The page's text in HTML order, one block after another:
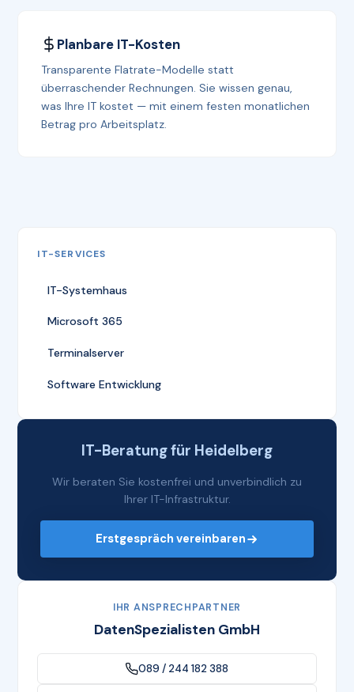
Planbare IT-Kosten
Transparente Flatrate-Modelle statt
überraschender Rechnungen. Sie wissen genau,
was Ihre IT kostet — mit einem festen monatlichen
Betrag pro Arbeitsplatz.
IT-SERVICES
IT-Systemhaus
Microsoft 365
Terminalserver
Software Entwicklung
IT-Beratung für Heidelberg
Wir beraten Sie kostenfrei und unverbindlich zu
Ihrer IT-Infrastruktur.
Erstgespräch vereinbaren
IHR ANSPRECHPARTNER
DatenSpezialisten GmbH
089 / 244 182 388